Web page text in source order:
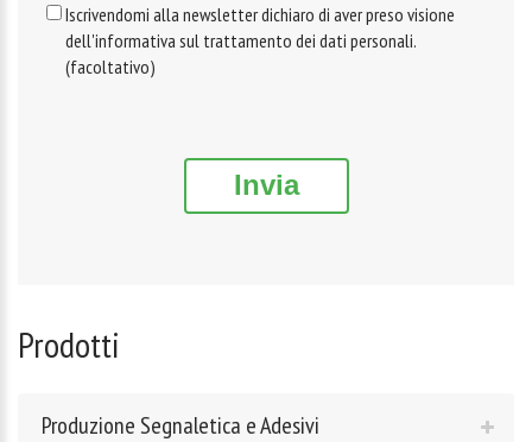
Iscrivendomi alla newsletter dichiaro di aver preso visione
dell'informativa sul trattamento dei dati personali.
(facoltativo)
Invia
Prodotti
Produzione Segnaletica e Adesivi